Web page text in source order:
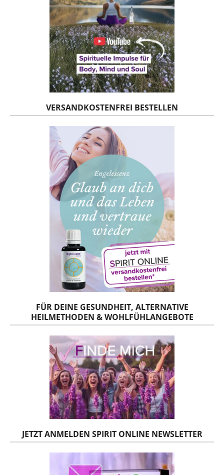
VERSANDKOSTENFREI BESTELLEN
FÜR DEINE GESUNDHEIT, ALTERNATIVE
HEILMETHODEN & WOHLFÜHLANGEBOTE
JETZT ANMELDEN SPIRIT ONLINE NEWSLETTER